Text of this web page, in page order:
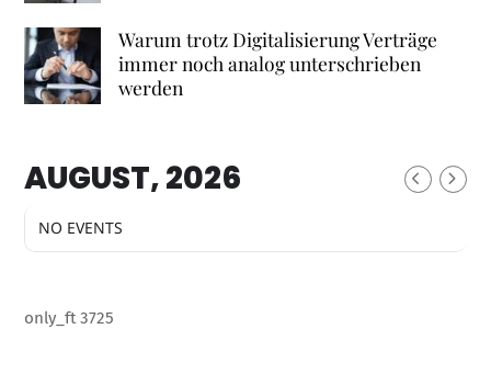
Warum trotz Digitalisierung Verträge
immer noch analog unterschrieben
werden
AUGUST, 2026
NO EVENTS
only_ft 3725